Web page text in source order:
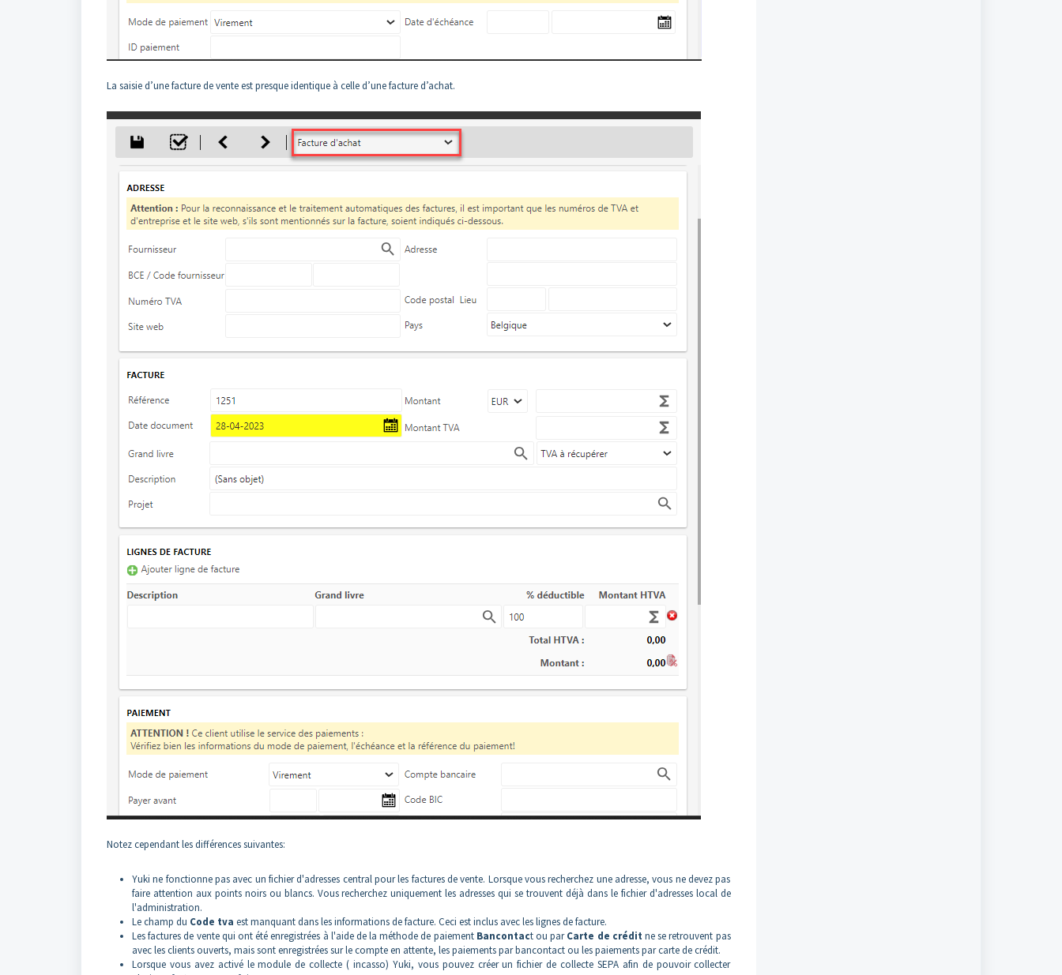
La saisie d’une facture de vente est presque identique à celle d’une facture d’achat.
Notez cependant les différences suivantes:
Yuki ne fonctionne pas avec un fichier d'adresses central pour les factures de vente. Lorsque vous recherchez une adresse, vous ne devez pas
faire attention aux points noirs ou blancs. Vous recherchez uniquement les adresses qui se trouvent déjà dans le fichier d'adresses local de
l'administration.
Le champ du Code tva est manquant dans les informations de facture. Ceci est inclus avec les lignes de facture.
Les factures de vente qui ont été enregistrées à l'aide de la méthode de paiement Bancontact ou parCarte de crédit ne se retrouvent pas
avec les clients ouverts, mais sont enregistrées sur le compte en attente, les paiements par bancontact ou les paiements par carte de crédit.
Lorsque vous avez activé le module de collecte ( incasso) Yuki, vous pouvez créer un fichier de collecte SEPA afin de pouvoir collecter